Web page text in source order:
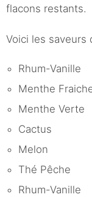
flacons restants.
Voici les saveurs
Rhum-Vanille
Menthe
Menthe Verte
Cactus
Melon
Thé Pêche
Rhum-Vanille